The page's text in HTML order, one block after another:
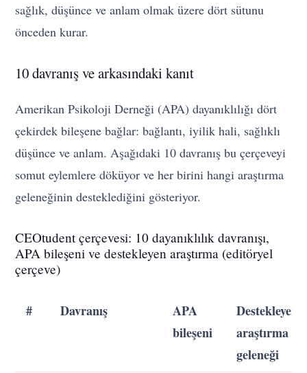
sağlık, düşünce ve anlam olmak üzere dört sütunu
önceden kurar.
10 davranış ve arkasındaki kanıt
Amerikan Psikoloji Derneği (APA) dayanıklılığı dört
çekirdek bileşene bağlar: bağlantı, iyilik hali, sağlıklı
düşünce ve anlam. Aşağıdaki 10 davranış bu çerçeveyi
somut eylemlere döküyor ve her birini hangi araştırma
geleneğinin desteklediğini gösteriyor.
CEOtudent çerçevesi: 10 dayanıklılık davranışı,
APA bileşeni ve destekleyen araştırma (editöryel
çerçeve)
# Davranış
APA
bileşeni
Destekleyen
araştırma
geleneği